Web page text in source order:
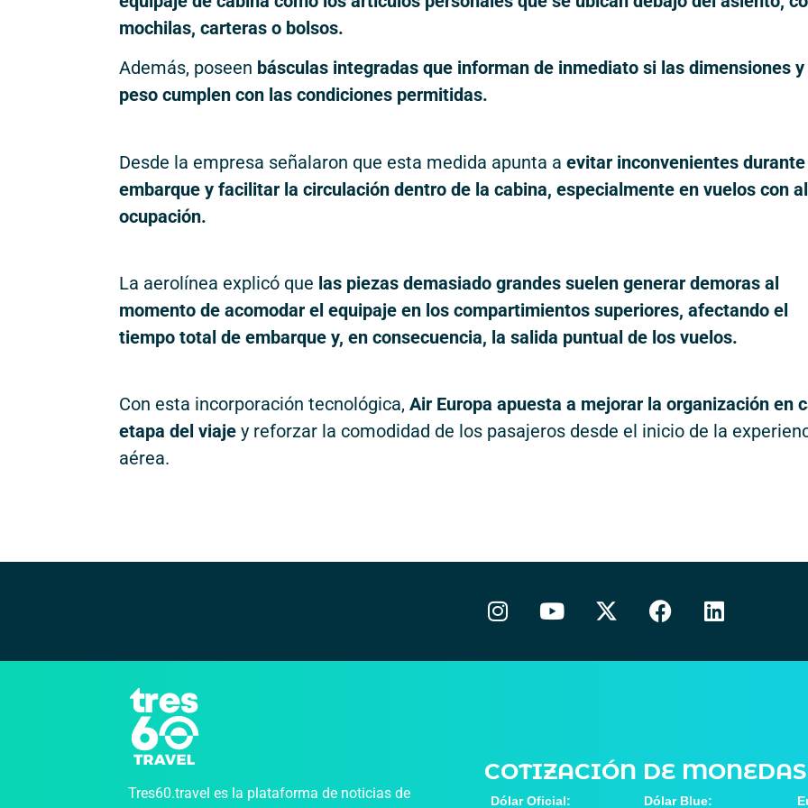
mochilas, carteras o bolsos.
Además, poseen básculas integradas que informan de inmediato si las dimensiones y
peso cumplen con las condiciones permitidas.
Desde la empresa señalaron que esta medida apunta a evitar inconvenientes
embarque y facilitar la circulación dentro de la cabina, especialmente en vuelos con
ocupación.
La aerolínea explicó que las piezas demasiado grandes suelen generar demoras al
momento de acomodar el equipaje en los compartimientos superiores, afectando el
tiempo total de embarque y, en consecuencia, la salida puntual de los vuelos.
Con esta incorporación tecnológica, Air Europa apuesta a mejorar la organización en
etapa del viaje y reforzar la comodidad de los pasajeros desde el inicio de la
aérea.
Tres60.travel es la plataforma de noticias de
COTIZACIÓN DE MONEDAS
Dólar Oficial: Dólar Blue: